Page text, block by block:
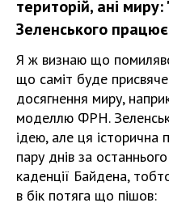
територій, ані
Зеленського
Я ж визнаю що
що саміт буде
досягнення миру,
моделлю ФРН.
ідею, але ця історична
пару днів за
каденції Байдена,
в бік потяга що пішов: